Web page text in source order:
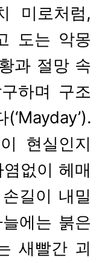
미로처럼,
도는 악몽
과 절망 속
하며 구조
현실인지
없이 헤매
길이 내밀
에는 붉은
새빨간 괴